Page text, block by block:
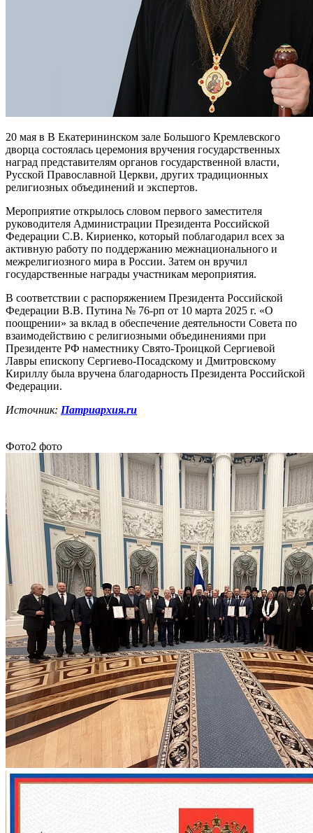
20 мая в В Екатерининском зале Большого Кремлевского
дворца состоялась церемония вручения государственных
наград представителям органов государственной власти,
Русской Православной Церкви, других традиционных
религиозных объединений и экспертов.
Мероприятие открылось словом первого заместителя
руководителя Администрации Президента Российской
Федерации С.В. Кириенко, который поблагодарил всех за
активную работу по поддержанию межнационального и
межрелигиозного мира в России. Затем он вручил
государственные награды участникам мероприятия.
В соответствии с распоряжением Президента Российской
Федерации В.В. Путина № 76-рп от 10 марта 2025 г. «О
поощрении» за вклад в обеспечение деятельности Совета по
взаимодействию с религиозными объединениями при
Президенте РФ наместнику Свято-Троицкой Сергиевой
Лавры епископу Сергиево-Посадскому и Дмитровскому
Кириллу была вручена благодарность Президента Российской
Федерации.
Источник: Патриархия.ru
Фото2 фото